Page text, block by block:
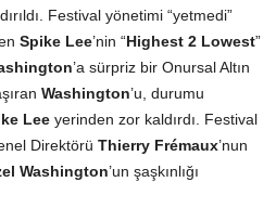
Festival yönetimi “yetmedi”
Spike Lee’nin “Highest 2 Lowest”
’a sürpriz bir Onursal Altın
Washington’u, durumu
Lee yerinden zor kaldırdı. Festival
Direktörü Thierry Frémaux’nun
Washington’un şaşkınlığı